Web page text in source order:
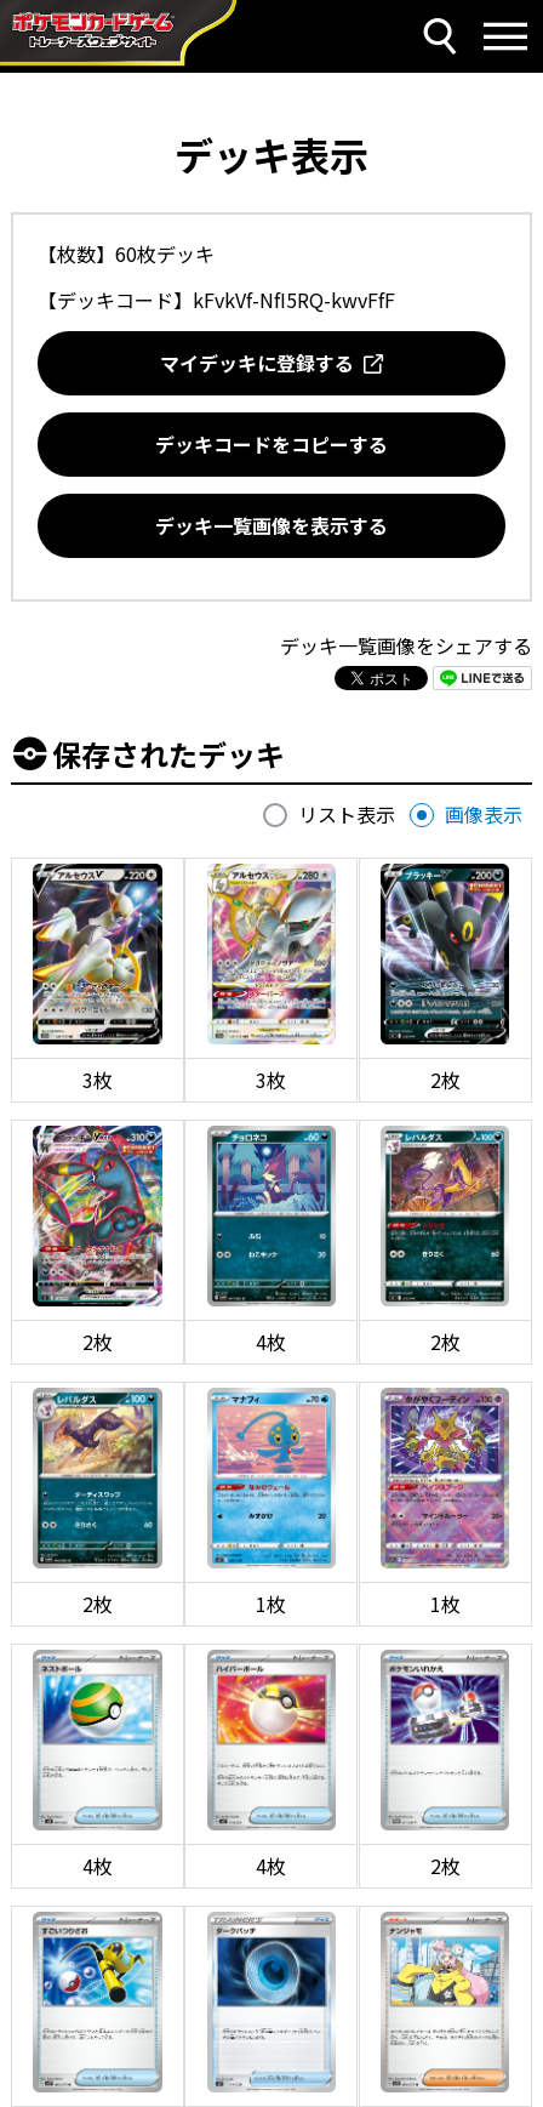
デッキ表示
【枚数】60枚デッキ
【デッキコード】 kFvkVf-NfI5RQ-kwvFfF
マイデッキに登録する
デッキコードをコピーする
デッキ一覧画像を表示する
デッキ一覧画像をシェアする
保存されたデッキ
リスト表示 画像表示
3枚 3枚 2枚
2枚 4枚 2枚
2枚 1枚 1枚
4枚 4枚 2枚